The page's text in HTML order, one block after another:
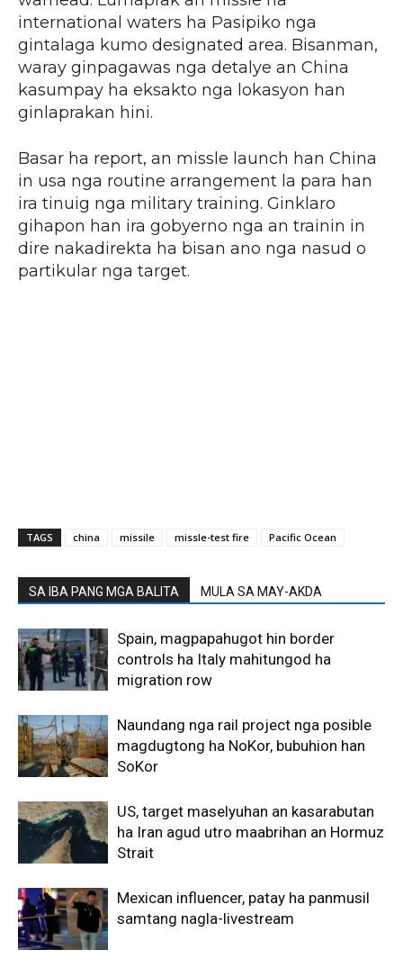
international waters ha Pasipiko nga
gintalaga kumo designated area. Bisanman,
waray ginpagawas nga detalye an China
kasumpay ha eksakto nga lokasyon han
ginlaprakan hini.
Basar ha report, an missle launch han China
in usa nga routine arrangement la para han
ira tinuig nga military training. Ginklaro
gihapon han ira gobyerno nga an trainin in
dire nakadirekta ha bisan ano nga nasud o
partikular nga target.
TAGS china missile missle-test fire Pacific Ocean
SA IBA PANG MGA BALITA MULA SA MAY-AKDA
Spain, magpapahugot hin border
controls ha Italy mahitungod ha
migration row
Naundang nga rail project nga posible
magdugtong ha NoKor, bubuhion han
SoKor
US, target maselyuhan an kasarabutan
ha Iran agud utro maabrihan an Hormuz
Strait
Mexican influencer, patay ha panmusil
samtang nagla-livestream